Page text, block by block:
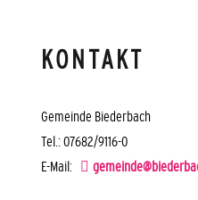
KONTAKT
Gemeinde Biederbach
Tel.: 07682/9116-0
E-Mail: